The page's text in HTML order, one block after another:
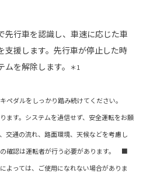
先行車を認識し、車速に応じた車
支援します。先行車が停止した時
を解除します。
＊1
ペダルをしっかり踏み続けてください。
ます。システムを過信せず、安全運転をお願
通の流れ、路面環境、天候などを考慮し
確認は運転者が行う必要があります。 ■
よっては、ご使用になれない場合がありま